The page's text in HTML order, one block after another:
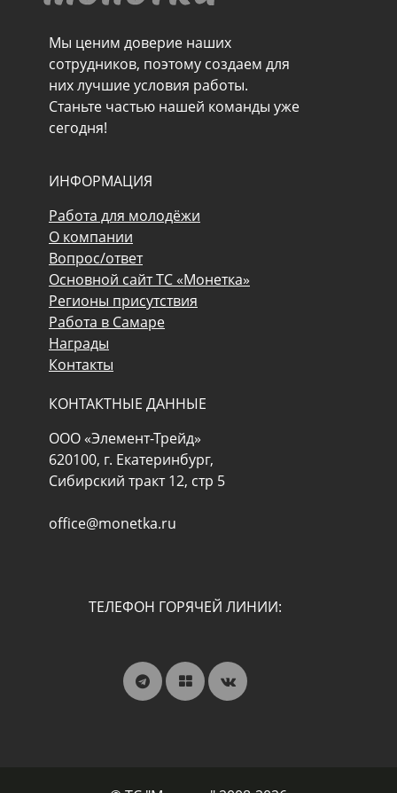
Мы ценим доверие наших
сотрудников, поэтому создаем для
них лучшие условия работы.
Станьте частью нашей команды уже
сегодня!
ИНФОРМАЦИЯ
Работа для молодёжи
О компании
Вопрос/ответ
Основной сайт ТС «Монетка»
Регионы присутствия
Работа в Самаре
Награды
Контакты
КОНТАКТНЫЕ ДАННЫЕ
ООО «Элемент-Трейд»
620100, г. Екатеринбург,
Сибирский тракт 12, стр 5
office@monetka.ru
ТЕЛЕФОН ГОРЯЧЕЙ ЛИНИИ: